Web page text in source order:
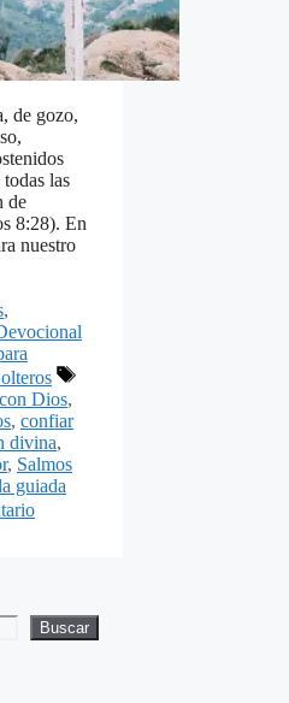
de gozo,
las
de
8:28). En
nuestro
,
Etiquetas
Dios,
, confiar
divina,
, Salmos
guiada
Buscar